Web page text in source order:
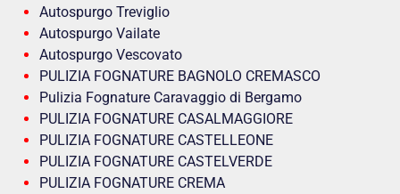
Autospurgo Treviglio
Autospurgo Vailate
Autospurgo Vescovato
PULIZIA FOGNATURE BAGNOLO CREMASCO
Pulizia Fognature Caravaggio di Bergamo
PULIZIA FOGNATURE CASALMAGGIORE
PULIZIA FOGNATURE CASTELLEONE
PULIZIA FOGNATURE CASTELVERDE
PULIZIA FOGNATURE CREMA